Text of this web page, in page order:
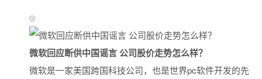
微软回应断供中国谣言 公司股价走势怎么样？
微软是一家美国跨国科技公司，也是世界pc软件开发的先